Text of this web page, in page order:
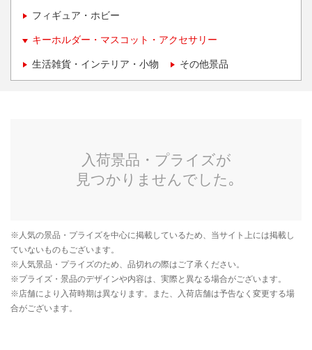
フィギュア・ホビー
キーホルダー・マスコット・アクセサリー
生活雑貨・インテリア・小物 その他景品